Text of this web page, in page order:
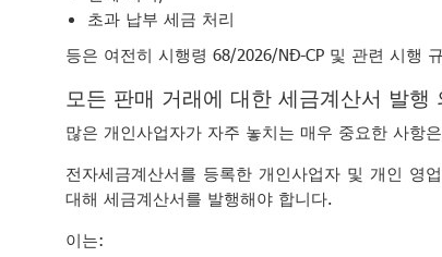
초과 납부 세금 처리
등은 여전히 시행령 68/2026/NĐ-CP 및 관련 시행
모든 판매 거래에 대한 세금계산서 발행
많은 개인사업자가 자주 놓치는 매우 중요한 사항
전자세금계산서를 등록한 개인사업자 및 개인 영
대해 세금계산서를 발행해야 합니다.
이는: